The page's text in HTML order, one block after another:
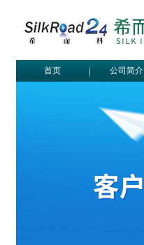
首页 公司简介